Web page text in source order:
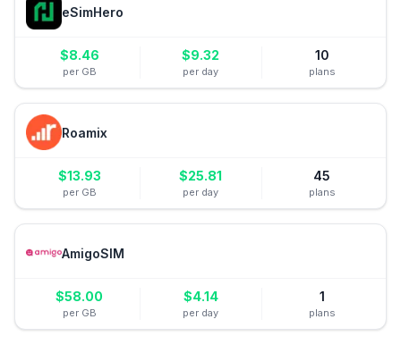
eSimHero
$8.46
per GB
$9.32
per day
10
plans
Roamix
$13.93
per GB
$25.81
per day
45
plans
AmigoSIM
$58.00
per GB
$4.14
per day
1
plans